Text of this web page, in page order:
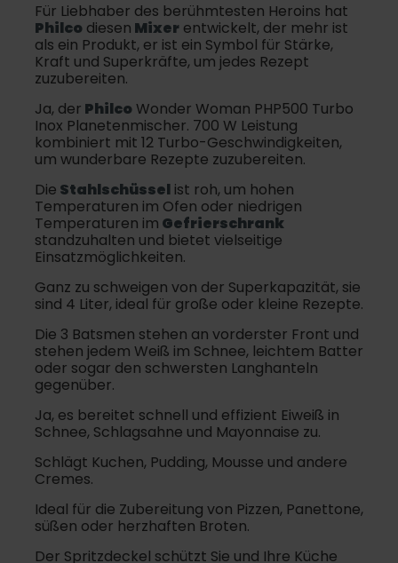
Für Liebhaber des berühmtesten Heroins hat
Philco diesen Mixer entwickelt, der mehr ist
als ein Produkt, er ist ein Symbol für Stärke,
Kraft und Superkräfte, um jedes Rezept
zuzubereiten.
Ja, der PhilcoWonder Woman PHP500 Turbo
Inox Planetenmischer. 700 W Leistung
kombiniert mit 12 Turbo-Geschwindigkeiten,
um wunderbare Rezepte zuzubereiten.
Die Stahlschüssel ist roh, um hohen
Temperaturen im Ofen oder niedrigen
Temperaturen im Gefrierschrank
standzuhalten und bietet vielseitige
Einsatzmöglichkeiten.
Ganz zu schweigen von der Superkapazität, sie
sind 4 Liter, ideal für große oder kleine Rezepte.
Die 3 Batsmen stehen an vorderster Front und
stehen jedem Weiß im Schnee, leichtem Batter
oder sogar den schwersten Langhanteln
gegenüber.
Ja, es bereitet schnell und effizient Eiweiß in
Schnee, Schlagsahne und Mayonnaise zu.
Schlägt Kuchen, Pudding, Mousse und andere
Cremes.
Ideal für die Zubereitung von Pizzen, Panettone,
süßen oder herzhaften Broten.
Der Spritzdeckel schützt Sie und Ihre Küche